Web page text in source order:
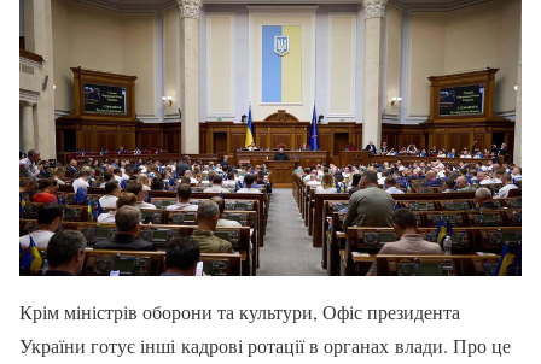
Крім міністрів оборони та культури, Офіс президента
України готує інші кадрові ротації в органах влади. Про це